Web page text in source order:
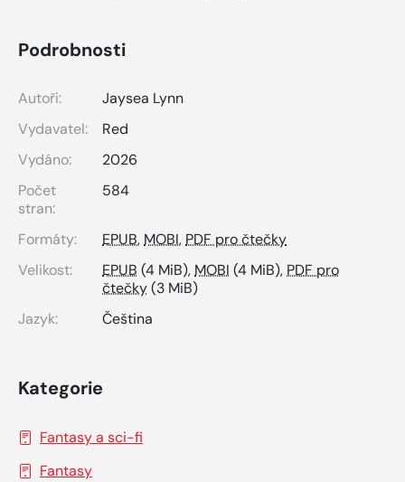
Podrobnosti
Autoři:
Jaysea Lynn
Vydavatel:
Red
Vydáno:
2026
Počet
stran:
584
Formáty: EPUB, MOBI, PDF pro čtečky
Velikost:
EPUB (4 MiB), MOBI (4 MiB), PDF pro
čtečky(3 MiB)
Jazyk:
Čeština
Kategorie
Fantasy a sci-fi
Fantasy